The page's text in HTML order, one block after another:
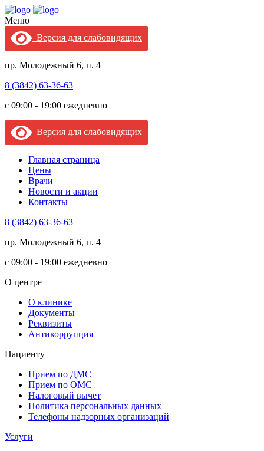
Меню
Версия для слабовидящих
пр. Молодежный 6, п. 4
8 (3842) 63-36-63
c 09:00 - 19:00 ежедневно
Версия для слабовидящих
Главная страница
Цены
Врачи
Новости и акции
Контакты
8 (3842) 63-36-63
пр. Молодежный 6, п. 4
c 09:00 - 19:00 ежедневно
О центре
О клинике
Документы
Реквизиты
Антикоррупция
Пациенту
Прием по ДМС
Прием по ОМС
Налоговый вычет
Политика персональных данных
Телефоны надзорных организаций
Услуги